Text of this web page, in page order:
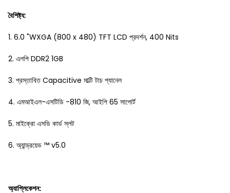
বৈশিষ্ট্য:
1. 6.0 "WXGA (800 x 480) TFT LCD প্রদর্শন, 400 Nits
2. এলপি DDR2 1GB
3. প্রস্তাবিত Capacitive মাল্টি টাচ প্যানেল
4. এমআইএল-এসটিডি -810 জি, আইপি 65 সাপোর্ট
5. মাইক্রো এসডি কার্ড স্লট
6. অ্যান্ড্রয়েড ™ v5.0
অ্যাপ্লিকেশন: